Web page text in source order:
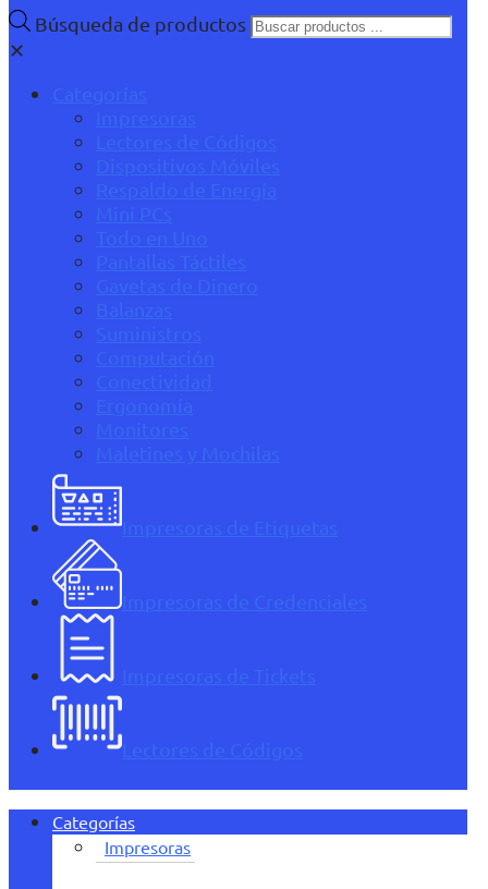
Búsqueda de productos
✕
Categorías
Impresoras
Lectores de Códigos
Dispositivos Móviles
Respaldo de Energía
Mini PCs
Todo en Uno
Pantallas Táctiles
Gavetas de Dinero
Balanzas
Suministros
Computación
Conectividad
Ergonomía
Monitores
Maletines y Mochilas
Impresoras de Etiquetas
Impresoras de Credenciales
Impresoras de Tickets
Lectores de Códigos
Categorías
Impresoras